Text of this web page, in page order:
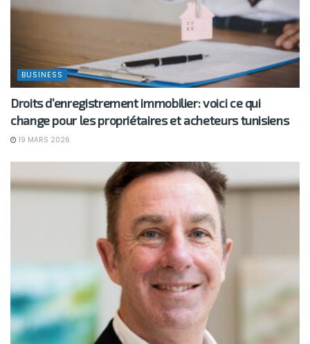
BUSINESS
Droits d’enregistrement immobilier: voici ce qui
change pour les propriétaires et acheteurs tunisiens
19 MARS 2026